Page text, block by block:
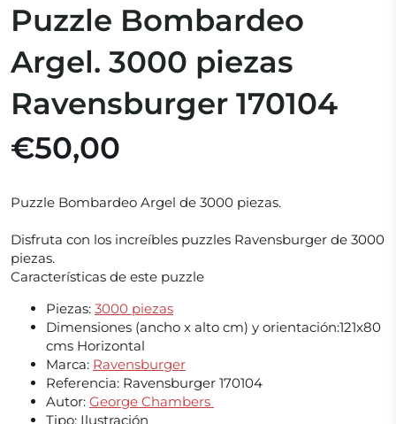
Puzzle Bombardeo
Argel. 3000 piezas
Ravensburger 170104
€50,00
Puzzle Bombardeo Argel de 3000 piezas.
Disfruta con los increíbles puzzles Ravensburger de 3000
piezas.
Características de este puzzle
Piezas: 3000 piezas
Dimensiones (ancho x alto cm) y orientación:121x80
cms Horizontal
Marca: Ravensburger
Referencia: Ravensburger 170104
Autor: George Chambers
Tipo: Ilustración